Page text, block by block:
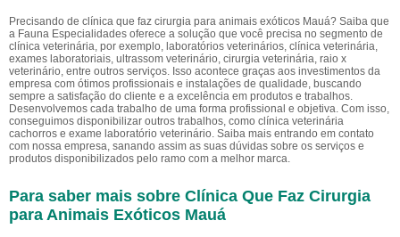
Precisando de clínica que faz cirurgia para animais exóticos Mauá? Saiba que
a Fauna Especialidades oferece a solução que você precisa no segmento de
clínica veterinária, por exemplo, laboratórios veterinários, clínica veterinária,
exames laboratoriais, ultrassom veterinário, cirurgia veterinária, raio x
veterinário, entre outros serviços. Isso acontece graças aos investimentos da
empresa com ótimos profissionais e instalações de qualidade, buscando
sempre a satisfação do cliente e a excelência em produtos e trabalhos.
Desenvolvemos cada trabalho de uma forma profissional e objetiva. Com isso,
conseguimos disponibilizar outros trabalhos, como clínica veterinária
cachorros e exame laboratório veterinário. Saiba mais entrando em contato
com nossa empresa, sanando assim as suas dúvidas sobre os serviços e
produtos disponibilizados pelo ramo com a melhor marca.
Para saber mais sobre Clínica Que Faz Cirurgia
para Animais Exóticos Mauá